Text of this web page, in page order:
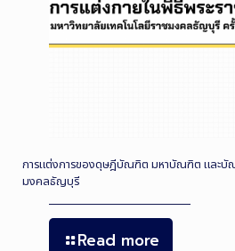
การแต่งการของดุษฎีบัณฑิต มหาบัณฑิต และบัณ
มงคลธัญบุรี
Read more